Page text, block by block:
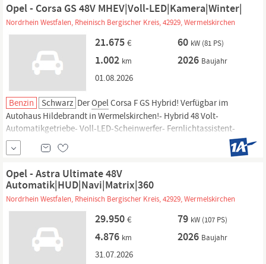
Opel - Corsa GS 48V MHEV|Voll-LED|Kamera|Winter|
Nordrhein Westfalen, Rheinisch Bergischer Kreis, 42929, Wermelskirchen
21.675 € 60 kW (81 PS)
1.002 km 2026 Baujahr
01.08.2026
Benzin Schwarz DerOpelCorsa F GS Hybrid! Verfügbar im
Autohaus Hildebrandt in Wermelskirchen!- Hybrid 48 Volt-
Automatikgetriebe- Voll-LED-Scheinwerfer- Fernlichtassistent-
Rückfahrkamera- Frontkamera- Verkehrsschilderkennung-
Spurhalteassistent- Notbremsassistent- Klimaanlage- Radio DAB-
Opel - Astra Ultimate 48V
Automatik|HUD|Navi|Matrix|360
Nordrhein Westfalen, Rheinisch Bergischer Kreis, 42929, Wermelskirchen
29.950 € 79 kW (107 PS)
4.876 km 2026 Baujahr
31.07.2026